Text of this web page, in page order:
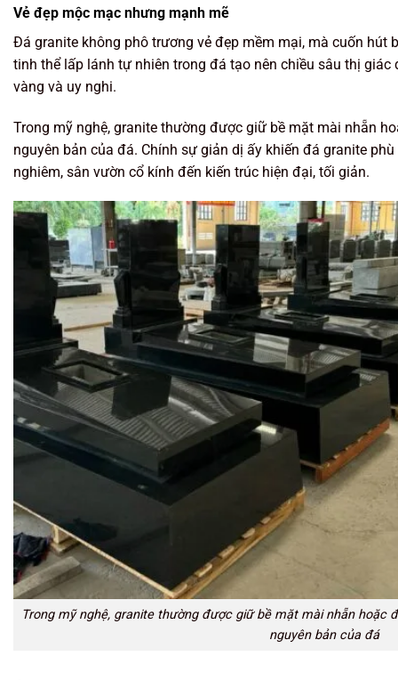
Vẻ đẹp mộc mạc nhưng mạnh mẽ
Đá granite không phô trương vẻ đẹp mềm mại, mà cuốn hút
tinh thể lấp lánh tự nhiên trong đá tạo nên chiều sâu thị
vàng và uy nghi.
Trong mỹ nghệ, granite thường được giữ bề mặt mài nhẵn
nguyên bản của đá. Chính sự giản dị ấy khiến đá granite
nghiêm, sân vườn cổ kính đến kiến trúc hiện đại, tối giản.
Trong mỹ nghệ, granite thường được giữ bề mặt mài nhẵn hoặc
nguyên bản của đá